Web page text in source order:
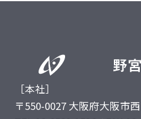
［本社］
〒550-0027 大阪府大阪市